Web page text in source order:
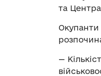
та
—